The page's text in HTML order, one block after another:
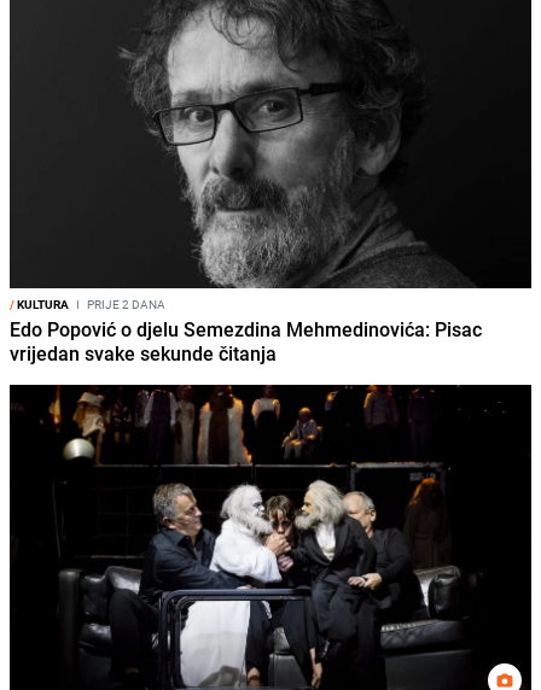
/KULTURA I PRIJE 2 DANA
Edo Popović o djelu Semezdina Mehmedinovića: Pisac
vrijedan svake sekunde čitanja